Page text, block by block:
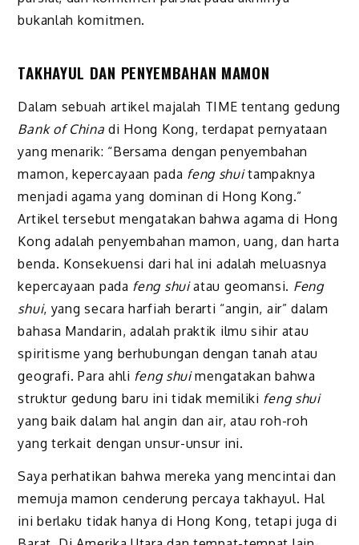
bukanlah komitmen.
TAKHAYUL DAN PENYEMBAHAN MAMON
Dalam sebuah artikel majalah TIME tentang gedung
Bank of China di Hong Kong, terdapat pernyataan
yang menarik: “Bersama dengan penyembahan
mamon, kepercayaan pada feng shuitampaknya
menjadi agama yang dominan di Hong Kong.”
Artikel tersebut mengatakan bahwa agama di Hong
Kong adalah penyembahan mamon, uang, dan harta
benda. Konsekuensi dari hal ini adalah meluasnya
kepercayaan pada feng shuiatau geomansi. Feng
shui, yang secara harfiah berarti “angin, air” dalam
bahasa Mandarin, adalah praktik ilmu sihir atau
spiritisme yang berhubungan dengan tanah atau
geografi. Para ahli feng shuimengatakan bahwa
struktur gedung baru ini tidak memiliki feng shui
yang baik dalam hal angin dan air, atau roh-roh
yang terkait dengan unsur-unsur ini.
Saya perhatikan bahwa mereka yang mencintai dan
memuja mamon cenderung percaya takhayul. Hal
ini berlaku tidak hanya di Hong Kong, tetapi juga di